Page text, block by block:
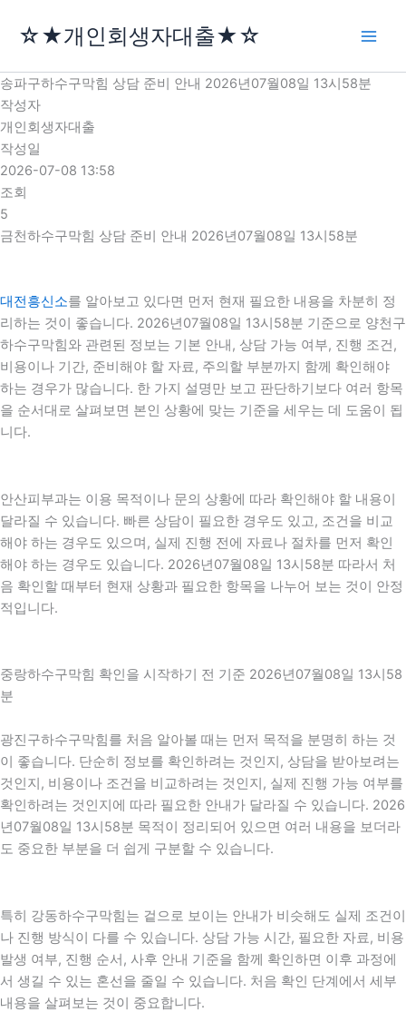
로
건
너
뛰
기
☆★개인회생자대출★☆
송파구하수구막힘 상담 준비 안내 2026년07월08일 13시58분
작성자
개인회생자대출
작성일
2026-07-08 13:58
조회
5
금천하수구막힘 상담 준비 안내 2026년07월08일 13시58분
대전흥신소를 알아보고 있다면 먼저 현재 필요한 내용을 차분히 정
리하는 것이 좋습니다. 2026년07월08일 13시58분 기준으로 양천구
하수구막힘와 관련된 정보는 기본 안내, 상담 가능 여부, 진행 조건,
비용이나 기간, 준비해야 할 자료, 주의할 부분까지 함께 확인해야
하는 경우가 많습니다. 한 가지 설명만 보고 판단하기보다 여러 항목
을 순서대로 살펴보면 본인 상황에 맞는 기준을 세우는 데 도움이 됩
니다.
안산피부과는 이용 목적이나 문의 상황에 따라 확인해야 할 내용이
달라질 수 있습니다. 빠른 상담이 필요한 경우도 있고, 조건을 비교
해야 하는 경우도 있으며, 실제 진행 전에 자료나 절차를 먼저 확인
해야 하는 경우도 있습니다. 2026년07월08일 13시58분 따라서 처
음 확인할 때부터 현재 상황과 필요한 항목을 나누어 보는 것이 안정
적입니다.
중랑하수구막힘 확인을 시작하기 전 기준 2026년07월08일 13시58
분
광진구하수구막힘를 처음 알아볼 때는 먼저 목적을 분명히 하는 것
이 좋습니다. 단순히 정보를 확인하려는 것인지, 상담을 받아보려는
것인지, 비용이나 조건을 비교하려는 것인지, 실제 진행 가능 여부를
확인하려는 것인지에 따라 필요한 안내가 달라질 수 있습니다. 2026
년07월08일 13시58분 목적이 정리되어 있으면 여러 내용을 보더라
도 중요한 부분을 더 쉽게 구분할 수 있습니다.
특히 강동하수구막힘는 겉으로 보이는 안내가 비슷해도 실제 조건이
나 진행 방식이 다를 수 있습니다. 상담 가능 시간, 필요한 자료, 비용
발생 여부, 진행 순서, 사후 안내 기준을 함께 확인하면 이후 과정에
서 생길 수 있는 혼선을 줄일 수 있습니다. 처음 확인 단계에서 세부
내용을 살펴보는 것이 중요합니다.